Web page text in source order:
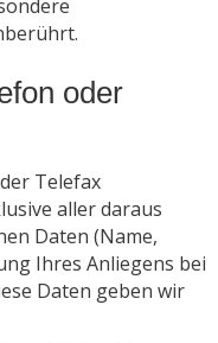
oder
Telefax
aller daraus
Daten (Name,
Ihres Anliegens bei
Daten geben wir